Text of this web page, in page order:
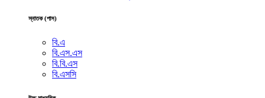
স্নাতক (পাস)
বি.এ
বি.এস.এস
বি.বি.এস
বি.এসসি